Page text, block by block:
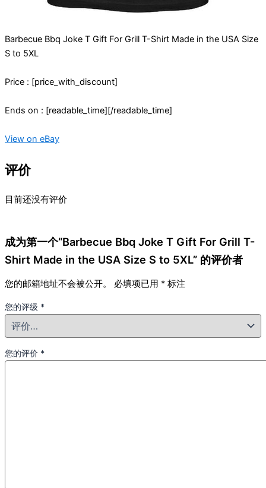
Barbecue Bbq Joke T Gift For Grill T-Shirt Made in the USA Size
S to 5XL
Price : [price_with_discount]
Ends on : [readable_time][/readable_time]
View on eBay
评价
目前还没有评价
成为第一个“Barbecue Bbq Joke T Gift For Grill T-
Shirt Made in the USA Size S to 5XL” 的评价者
您的邮箱地址不会被公开。 必填项已用 * 标注
您的评级 *
您的评价 *